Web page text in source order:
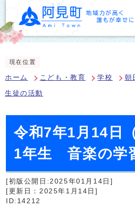
現在位置
ホーム こども・教育 学校 朝
生徒の活動
令和7年1月14日
1年生 音楽の学
[初版公開日:2025年01月14日]
[更新日：2025年1月14日]
ID:14212